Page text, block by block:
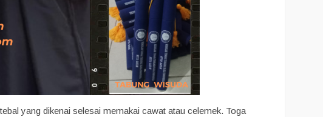
yang dikenai selesai memakai cawat atau celemek. Toga